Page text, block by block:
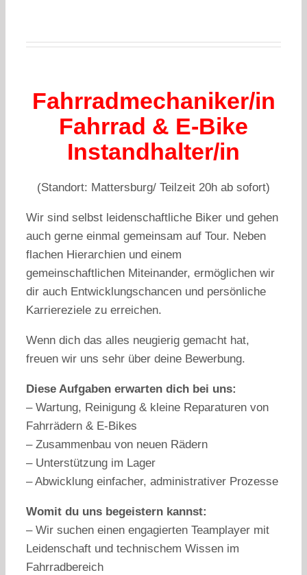
Fahrradmechaniker/in
Fahrrad & E-Bike
Instandhalter/in
(Standort: Mattersburg/ Teilzeit 20h ab sofort)
Wir sind selbst leidenschaftliche Biker und gehen
auch gerne einmal gemeinsam auf Tour. Neben
flachen Hierarchien und einem
gemeinschaftlichen Miteinander, ermöglichen wir
dir auch Entwicklungschancen und persönliche
Karriereziele zu erreichen.
Wenn dich das alles neugierig gemacht hat,
freuen wir uns sehr über deine Bewerbung.
Diese Aufgaben erwarten dich bei uns:
– Wartung, Reinigung & kleine Reparaturen von
Fahrrädern & E-Bikes
– Zusammenbau von neuen Rädern
– Unterstützung im Lager
– Abwicklung einfacher, administrativer Prozesse
Womit du uns begeistern kannst:
– Wir suchen einen engagierten Teamplayer mit
Leidenschaft und technischem Wissen im
Fahrradbereich